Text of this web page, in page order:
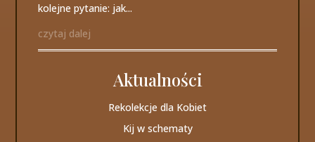
kolejne pytanie: jak...
czytaj dalej
Aktualności
Rekolekcje dla Kobiet
Kij w schematy